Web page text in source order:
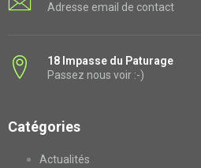
Adresse email de contact
18 Impasse du Paturage
Passez nous voir :-)
Catégories
Actualités